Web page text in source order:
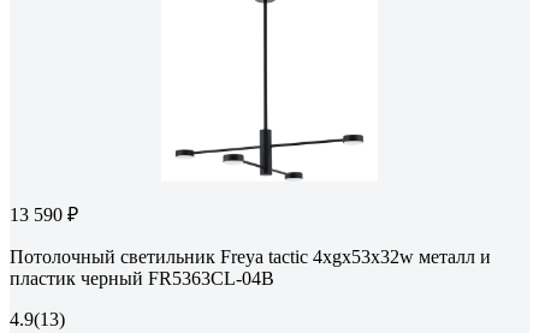
13 590 ₽
Потолочный светильник Freya tactic 4хgx53x32w металл и
пластик черный FR5363CL-04B
4.9(13)